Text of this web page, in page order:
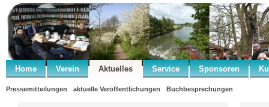
Home Verein Aktuelles Service Sponsoren
Pressemitteilungen aktuelle Veröffentlichungen Buchbesprechungen